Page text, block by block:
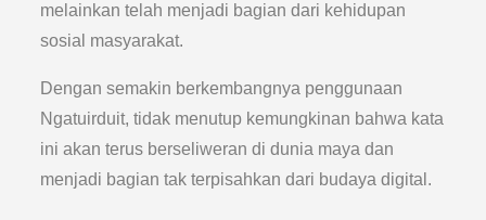
melainkan telah menjadi bagian dari kehidupan
sosial masyarakat.
Dengan semakin berkembangnya penggunaan
Ngatuirduit, tidak menutup kemungkinan bahwa kata
ini akan terus berseliweran di dunia maya dan
menjadi bagian tak terpisahkan dari budaya digital.